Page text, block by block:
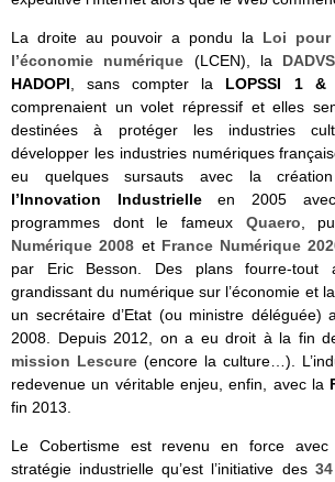
La droite au pouvoir a pondu la Loi pour
l’économie numérique (LCEN), la
HADOPI, sans compter la LOPSSI 1 &
comprenaient un volet répressif et elles
destinées à protéger les industries
développer les industries numériques
eu quelques sursauts avec la
l’Innovation Industrielleen 2005
programmes dont le fameux Quaero,
Numérique 2008 et France Numérique
par Eric Besson. Des plans fourre-tout
grandissant du numérique sur l’économie et
un secrétaire d’Etat (ou ministre déléguée)
2008. Depuis 2012, on a eu droit à la fin
mission Lescure (encore la culture…).
redevenue un véritable enjeu, enfin, avec la
fin 2013.
Le Cobertisme est revenu en force
stratégie industrielle qu’est l’initiative des